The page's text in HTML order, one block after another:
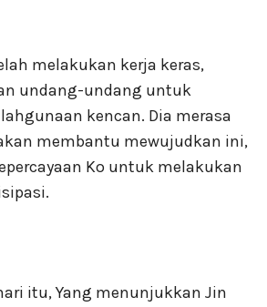
melakukan kerja keras,
undang-undang untuk
kencan. Dia merasa
membantu mewujudkan ini,
Ko untuk melakukan
itu, Yang menunjukkan Jin